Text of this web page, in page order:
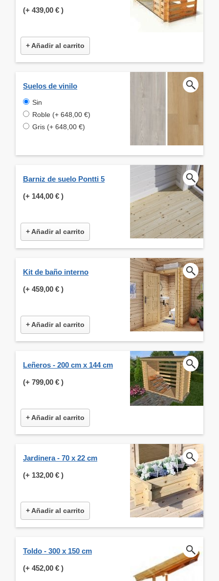
(+ 439,00 € )
+ Añadir al carrito
Suelos de vinilo
Sin
Roble (+ 648,00 €)
Gris (+ 648,00 €)
Barniz de suelo Pontti 5
(+ 144,00 € )
+ Añadir al carrito
Kit de baño interno
(+ 459,00 € )
+ Añadir al carrito
Leñeros - 200 cm x 144 cm
(+ 799,00 € )
+ Añadir al carrito
Jardinera - 70 x 22 cm
(+ 132,00 € )
+ Añadir al carrito
Toldo - 300 x 150 cm
(+ 452,00 € )